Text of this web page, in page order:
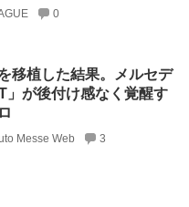
0
移植した結果。メルセデ
」が後付け感なく覚醒す
Messe Web 3